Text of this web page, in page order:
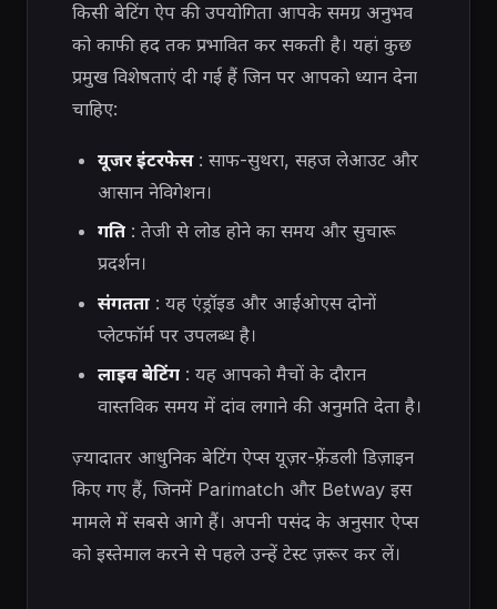
किसी बेटिंग ऐप की उपयोगिता आपके समग्र अनुभव
को काफी हद तक प्रभावित कर सकती है। यहां कुछ
प्रमुख विशेषताएं दी गई हैं जिन पर आपको ध्यान देना
चाहिए:
यूजर इंटरफेस: साफ-सुथरा, सहज लेआउट और
आसान नेविगेशन।
गति: तेजी से लोड होने का समय और सुचारू
प्रदर्शन।
संगतता: यह एंड्रॉइड और आईओएस दोनों
प्लेटफॉर्म पर उपलब्ध है।
लाइव बेटिंग: यह आपको मैचों के दौरान
वास्तविक समय में दांव लगाने की अनुमति देता है।
ज़्यादातर आधुनिक बेटिंग ऐप्स यूज़र-फ़्रेंडली डिज़ाइन
किए गए हैं, जिनमें Parimatch और Betway इस
मामले में सबसे आगे हैं। अपनी पसंद के अनुसार ऐप्स
को इस्तेमाल करने से पहले उन्हें टेस्ट ज़रूर कर लें।